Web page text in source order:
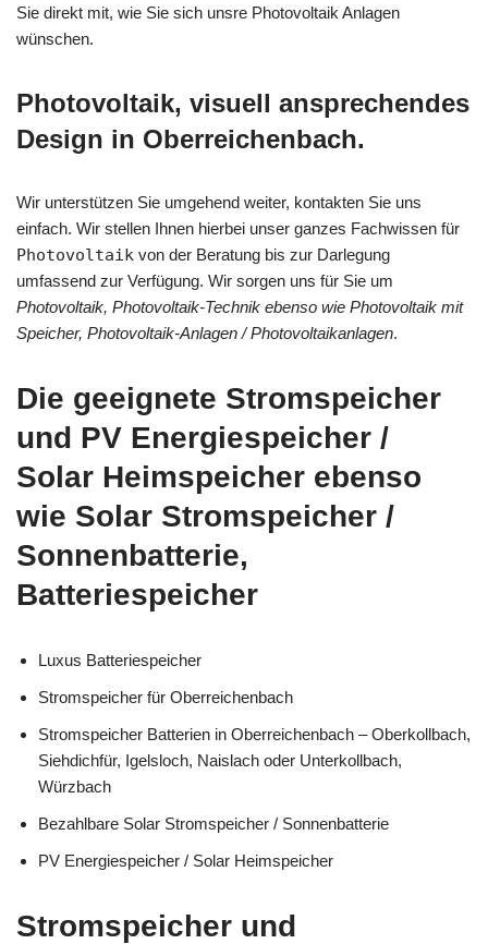
Sie direkt mit, wie Sie sich unsre Photovoltaik Anlagen
wünschen.
Photovoltaik, visuell ansprechendes
Design in Oberreichenbach.
Wir unterstützen Sie umgehend weiter, kontakten Sie uns
einfach. Wir stellen Ihnen hierbei unser ganzes Fachwissen für
Photovoltaik von der Beratung bis zur Darlegung
umfassend zur Verfügung. Wir sorgen uns für Sie um
Photovoltaik, Photovoltaik-Technik ebenso wie Photovoltaik mit
Speicher, Photovoltaik-Anlagen / Photovoltaikanlagen.
Die geeignete Stromspeicher
und PV Energiespeicher /
Solar Heimspeicher ebenso
wie Solar Stromspeicher /
Sonnenbatterie,
Batteriespeicher
Luxus Batteriespeicher
Stromspeicher für Oberreichenbach
Stromspeicher Batterien in Oberreichenbach – Oberkollbach,
Siehdichfür, Igelsloch, Naislach oder Unterkollbach,
Würzbach
Bezahlbare Solar Stromspeicher / Sonnenbatterie
PV Energiespeicher / Solar Heimspeicher
Stromspeicher und